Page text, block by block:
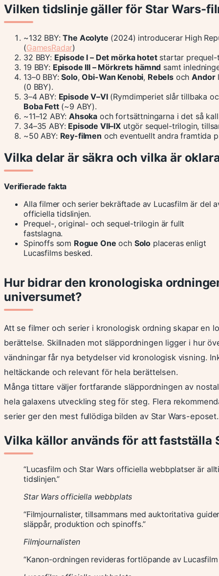
Vilken tidslinje gäller för Star Wars-
~132 BBY:The Acolyte (2024) introducerar High
(GamesRadar)
32 BBY: Episode I – Det mörka hotetstartar
19 BBY: Episode III – Mörkrets hämnd samt
13–0 BBY:Solo,Obi-Wan Kenobi, RebelsochAndor
(0 BBY).
3–4 ABY: Episode V–VI(Rymdimperiet slår tillbaka
Boba Fett(~9 ABY).
~11–12 ABY:Ahsoka och fortsättningarna i det så
34–35 ABY: Episode VII–IX utgör sequel-trilogin,
~50 ABY: Rey-filmen och eventuellt andra framtida
Vilka delar är säkra och vilka är
Verifierade fakta
Alla filmer och serier bekräftade av Lucasfilm är del
officiella tidslinjen.
Prequel-, original- och sequel-trilogin är fullt
fastslagna.
Spinoffs som Rogue One och Solo placeras enligt
Lucasfilms besked.
Hur bidrar den kronologiska
universumet?
Att se filmer och serier i kronologisk ordning skapar en
berättelse. Skillnaden mot släppordningen ligger i hur
vändningar får nya betydelser vid kronologisk visning.
heltäckande och relevant för hela berättelsen.
Många tittare väljer fortfarande släppordningen av
hela galaxens utveckling steg för steg. Flera
serier ger den mest fullödiga bilden av Star Wars-eposet.
Vilka källor används för att fastställa
“Lucasfilm och Star Wars officiella webbplatser är
tidslinjen.”
Star Wars officiella webbplats
“Filmjournalister, tillsammans med auktoritativa
släppår, produktion och spinoffs.”
Filmjournalisten
“Kanon-ordningen revideras fortlöpande av